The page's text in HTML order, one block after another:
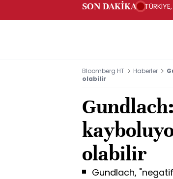
SON DAKİKA
Bloomberg HT Haberler
olabilir
olabilir
Gundlach,